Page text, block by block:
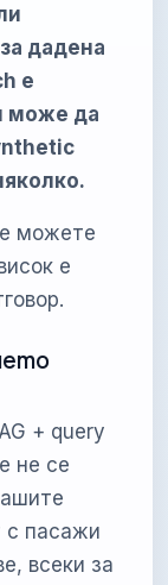
дадена
е
може да
можете
е
+ query
не се
с пасажи
всеки за